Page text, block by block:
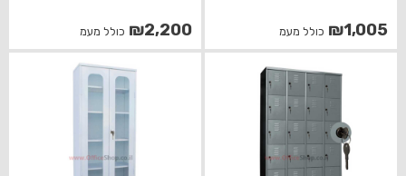
₪1,005 כולל מעמ ₪2,200 כולל מעמ